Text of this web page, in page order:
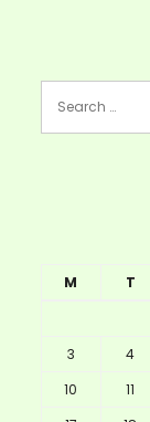
M
T
3
4
10
11